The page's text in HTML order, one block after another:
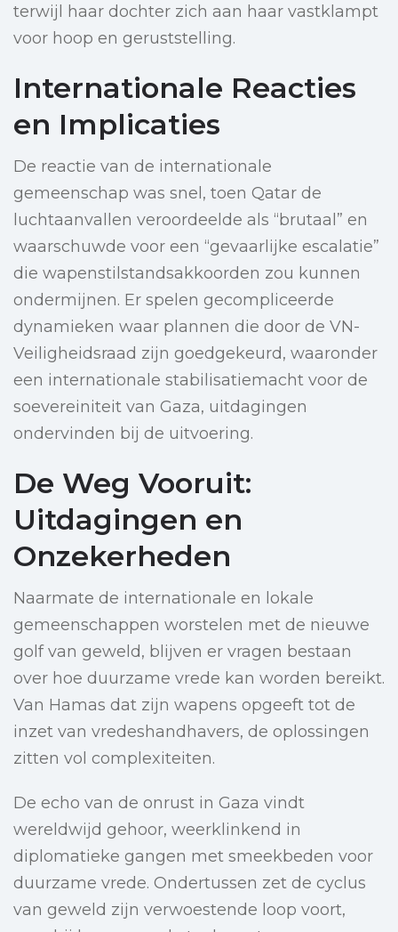
terwijl haar dochter zich aan haar vastklampt
voor hoop en geruststelling.
Internationale Reacties
en Implicaties
De reactie van de internationale
gemeenschap was snel, toen Qatar de
luchtaanvallen veroordeelde als “brutaal” en
waarschuwde voor een “gevaarlijke escalatie”
die wapenstilstandsakkoorden zou kunnen
ondermijnen. Er spelen gecompliceerde
dynamieken waar plannen die door de VN-
Veiligheidsraad zijn goedgekeurd, waaronder
een internationale stabilisatiemacht voor de
soevereiniteit van Gaza, uitdagingen
ondervinden bij de uitvoering.
De Weg Vooruit:
Uitdagingen en
Onzekerheden
Naarmate de internationale en lokale
gemeenschappen worstelen met de nieuwe
golf van geweld, blijven er vragen bestaan
over hoe duurzame vrede kan worden bereikt.
Van Hamas dat zijn wapens opgeeft tot de
inzet van vredeshandhavers, de oplossingen
zitten vol complexiteiten.
De echo van de onrust in Gaza vindt
wereldwijd gehoor, weerklinkend in
diplomatieke gangen met smeekbeden voor
duurzame vrede. Ondertussen zet de cyclus
van geweld zijn verwoestende loop voort,